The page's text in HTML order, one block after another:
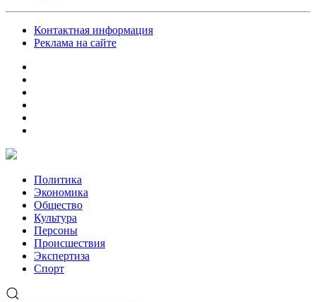
Контактная информация
Реклама на сайте
Политика
Экономика
Общество
Культура
Персоны
Происшествия
Экспертиза
Спорт